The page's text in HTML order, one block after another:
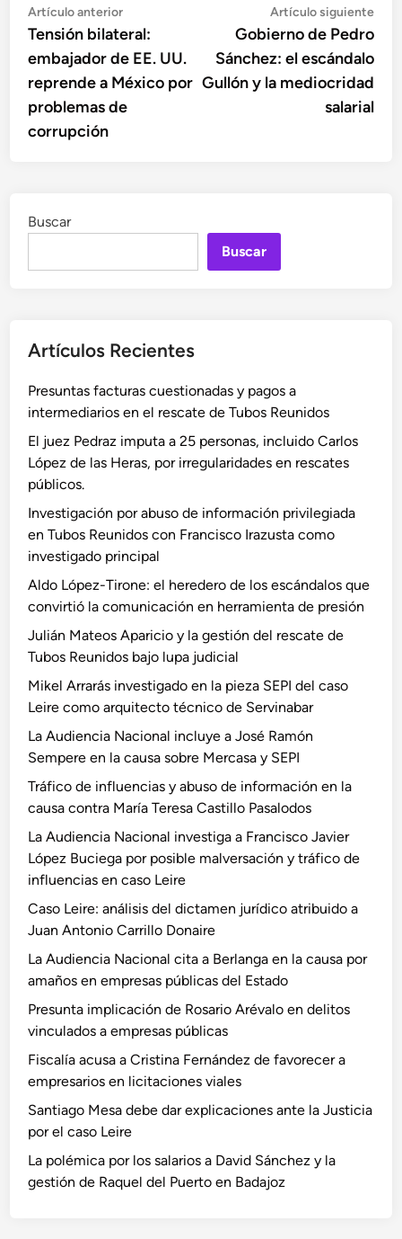
Navegación
de
entradas
Artículo anteriorArtículo
anterior:
Tensión bilateral:
embajador de EE. UU.
reprende a México por
problemas de
corrupción
Artículo siguiente
Gobierno de Pedro
Sánchez: el escándalo
Gullón y la mediocridad
salarial
Buscar
Buscar
Artículos Recientes
Presuntas facturas cuestionadas y pagos a
intermediarios en el rescate de Tubos Reunidos
El juez Pedraz imputa a 25 personas, incluido Carlos
López de las Heras, por irregularidades en rescates
públicos.
Investigación por abuso de información privilegiada
en Tubos Reunidos con Francisco Irazusta como
investigado principal
Aldo López-Tirone: el heredero de los escándalos que
convirtió la comunicación en herramienta de presión
Julián Mateos Aparicio y la gestión del rescate de
Tubos Reunidos bajo lupa judicial
Mikel Arrarás investigado en la pieza SEPI del caso
Leire como arquitecto técnico de Servinabar
La Audiencia Nacional incluye a José Ramón
Sempere en la causa sobre Mercasa y SEPI
Tráfico de influencias y abuso de información en la
causa contra María Teresa Castillo Pasalodos
La Audiencia Nacional investiga a Francisco Javier
López Buciega por posible malversación y tráfico de
influencias en caso Leire
Caso Leire: análisis del dictamen jurídico atribuido a
Juan Antonio Carrillo Donaire
La Audiencia Nacional cita a Berlanga en la causa por
amaños en empresas públicas del Estado
Presunta implicación de Rosario Arévalo en delitos
vinculados a empresas públicas
Fiscalía acusa a Cristina Fernández de favorecer a
empresarios en licitaciones viales
Santiago Mesa debe dar explicaciones ante la Justicia
por el caso Leire
La polémica por los salarios a David Sánchez y la
gestión de Raquel del Puerto en Badajoz